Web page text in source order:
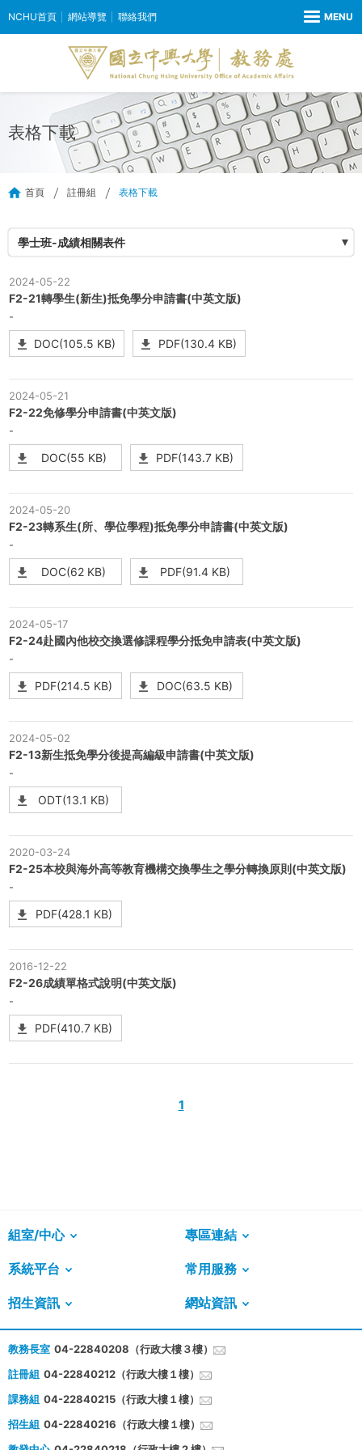
NCHU首頁 網站導覽 聯絡我們
表格下載
首頁 註冊組 表格下載
學士班-成績相關表件
2024-05-22
F2-21轉學生(新生)抵免學分申請書(中英文版)
-
DOC(105.5 KB) PDF(130.4 KB)
2024-05-21
F2-22免修學分申請書(中英文版)
-
DOC(55 KB) PDF(143.7 KB)
2024-05-20
F2-23轉系生(所、學位學程)抵免學分申請書(中英文版)
-
DOC(62 KB) PDF(91.4 KB)
2024-05-17
F2-24赴國內他校交換選修課程學分抵免申請表(中英文版)
-
PDF(214.5 KB) DOC(63.5 KB)
2024-05-02
F2-13新生抵免學分後提高編級申請書(中英文版)
-
ODT(13.1 KB)
2020-03-24
F2-25本校與海外高等教育機構交換學生之學分轉換原則(中英文版)
-
PDF(428.1 KB)
2016-12-22
F2-26成績單格式說明(中英文版)
-
PDF(410.7 KB)
1
組室/中心 專區連結
系統平台 常用服務
招生資訊 網站資訊
教務長室 04-22840208（行政大樓３樓）
註冊組 04-22840212（行政大樓１樓）
課務組 04-22840215（行政大樓１樓）
招生組 04-22840216（行政大樓１樓）